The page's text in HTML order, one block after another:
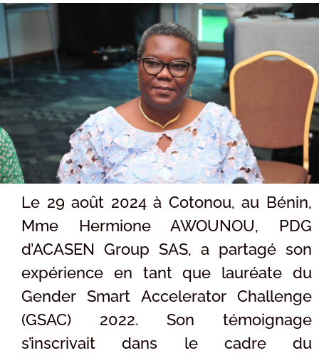
Le 29 août 2024 à Cotonou, au Bénin,
Mme Hermione AWOUNOU, PDG
d’ACASEN Group SAS, a partagé son
expérience en tant que lauréate du
Gender Smart Accelerator Challenge
(GSAC) 2022. Son témoignage
s’inscrivait dans le cadre du